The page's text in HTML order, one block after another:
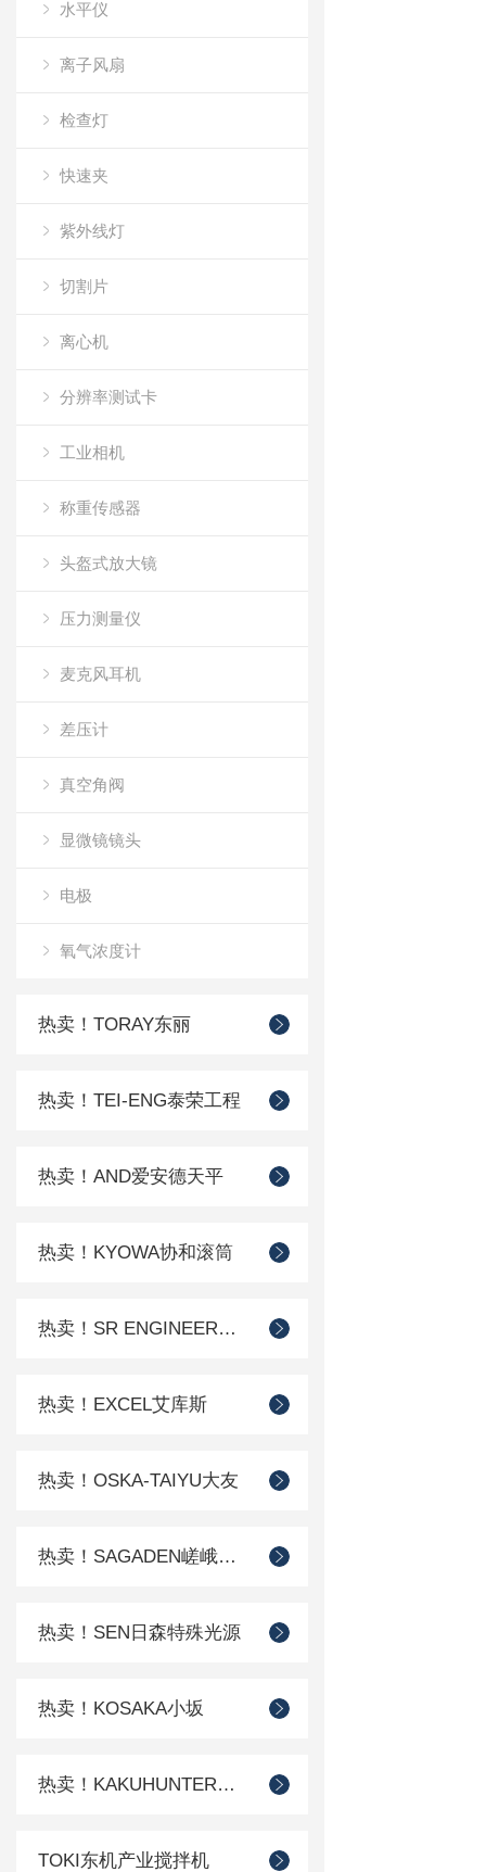
水平仪
离子风扇
检查灯
快速夹
紫外线灯
切割片
离心机
分辨率测试卡
工业相机
称重传感器
头盔式放大镜
压力测量仪
麦克风耳机
差压计
真空角阀
显微镜镜头
电极
氧气浓度计
热卖！TORAY东丽
热卖！TEI-ENG泰荣工程
热卖！AND爱安德天平
热卖！KYOWA协和滚筒
热卖！SR ENGINEER工程
热卖！EXCEL艾库斯
热卖！OSKA-TAIYU大友
热卖！SAGADEN嵯峨电机
热卖！SEN日森特殊光源
热卖！KOSAKA小坂
热卖！KAKUHUNTER写真化学
TOKI东机产业搅拌机